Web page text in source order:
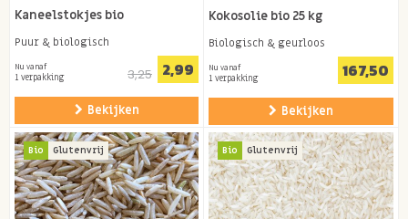
Kaneelstokjes bio
Puur & biologisch
Nu vanaf
1 verpakking 3,25 2,99
Bekijken
Kokosolie bio 25 kg
Biologisch & geurloos
Nu vanaf
1 verpakking 167,50
Bekijken
Bio Glutenvrij Bio Glutenvrij